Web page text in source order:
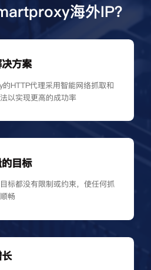
海外IP？
方案
HTTP代理采用智能网络抓取和
以实现更高的成功率
目标
标都没有限制或约束，使任何抓
畅